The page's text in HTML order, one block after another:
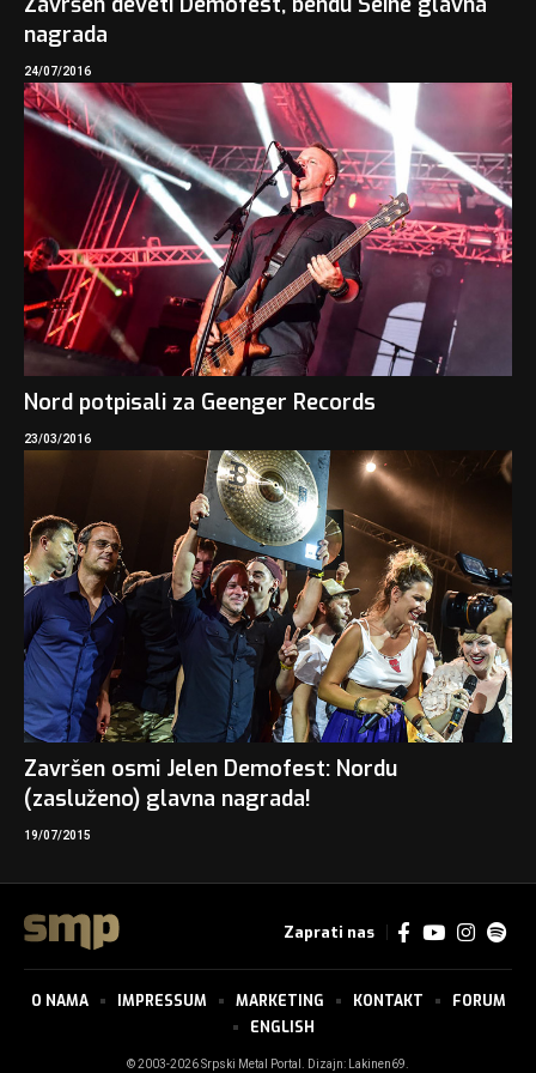
nagrada
24/07/2016
Nord potpisali za Geenger Records
23/03/2016
Završen osmi Jelen Demofest: Nordu
(zasluženo) glavna nagrada!
19/07/2015
Zaprati nas
© 2003-2026 Srpski Metal Portal. Dizajn: Lakinen69.
O NAMA IMPRESSUM MARKETING KONTAKT
FORUM
ENGLISH